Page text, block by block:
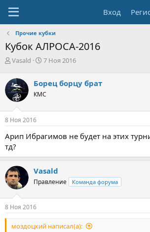
Вход
Прочие кубки
Кубок АЛРОСА-2016
А
т
о
р
т
е
м
Vasald
Д
а
н
ч
а
7 Ноя 2016
Борец борцу брат
КМС
8 Ноя 2016
Арип Ибрагимов не будет на этих
тд?
Vasald
Правление Команда форума
8 Ноя 2016
моздоцкий написал(а):